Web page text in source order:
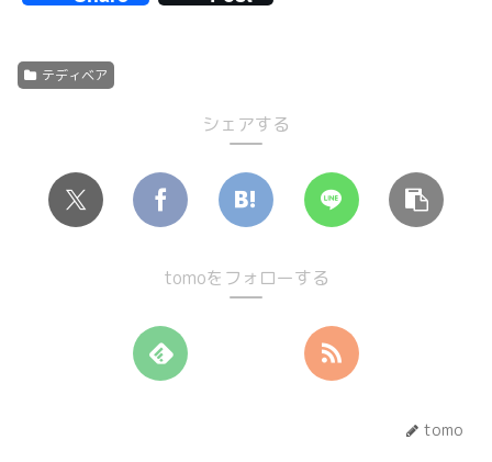
テディベア
シェアする
tomoをフォローする
tomo